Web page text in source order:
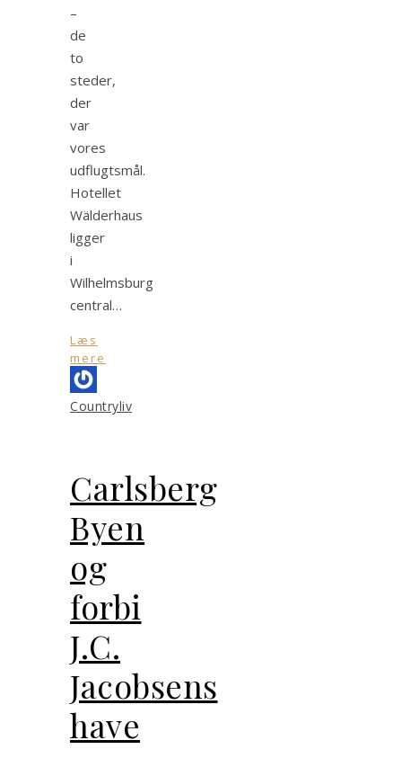
–
de
to
steder,
der
var
vores
udflugtsmål.
Hotellet
Wälderhaus
ligger
i
Wilhelmsburg
central…
Læs
mere
Countryliv
Carlsberg
Byen
og
forbi
J.C.
Jacobsens
have